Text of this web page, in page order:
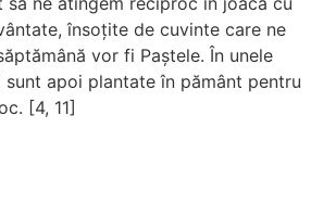
însoțite de cuvinte care ne
vor fi Paștele. În unele
sunt apoi plantate în pământ pentru
[4, 11]